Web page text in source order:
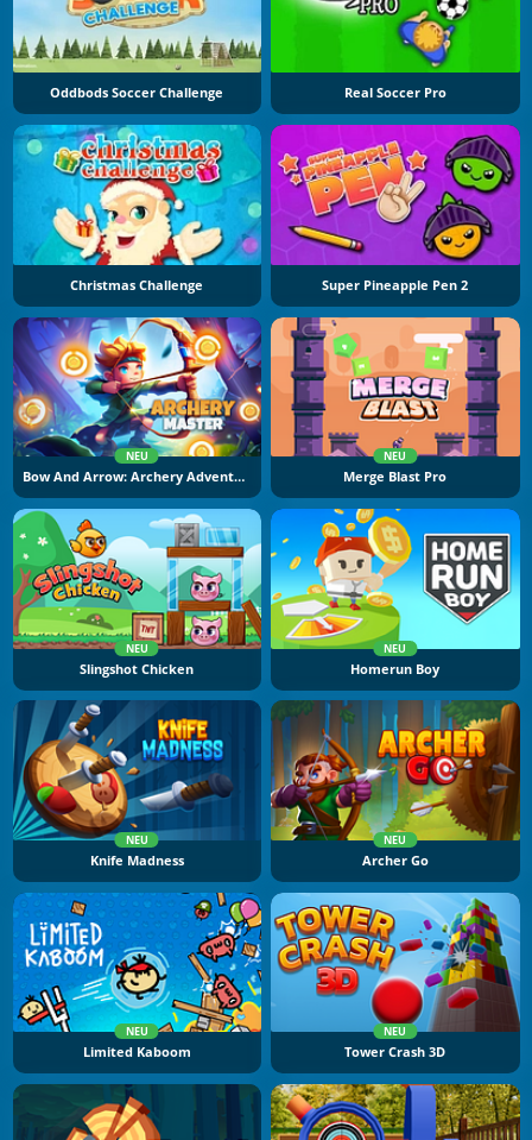
Oddbods Soccer Challenge Real Soccer Pro
Christmas Challenge Super Pineapple Pen 2
NEU
Bow And Arrow: Archery Adventure
NEU
Merge Blast Pro
NEU
Slingshot Chicken
NEU
Homerun Boy
NEU
Knife Madness
NEU
Archer Go
NEU
Limited Kaboom
NEU
Tower Crash 3D